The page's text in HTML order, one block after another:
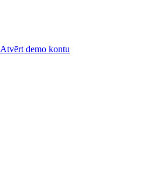
Atvērt demo kontu